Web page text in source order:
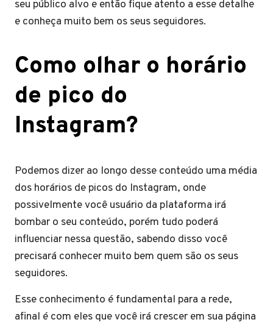
seu público alvo e então fique atento a esse detalhe
e conheça muito bem os seus seguidores.
Como olhar o horário
de pico do
Instagram?
Podemos dizer ao longo desse conteúdo uma média
dos horários de picos do Instagram, onde
possivelmente você usuário da plataforma irá
bombar o seu conteúdo, porém tudo poderá
influenciar nessa questão, sabendo disso você
precisará conhecer muito bem quem são os seus
seguidores.
Esse conhecimento é fundamental para a rede,
afinal é com eles que você irá crescer em sua página